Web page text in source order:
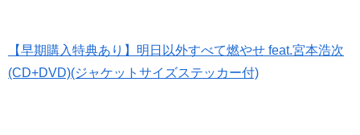
【早期購入特典あり】明日以外すべて燃やせ feat.宮本浩次
(CD+DVD)(ジャケットサイズステッカー付)